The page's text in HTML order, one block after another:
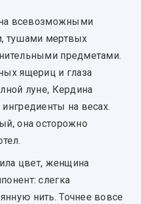
всевозможными
тушами мертвых
предметами.
ящериц и глаза
луне, Кердина
на весах.
она осторожно
цвет, женщина
слегка
нить. Точнее вовсе